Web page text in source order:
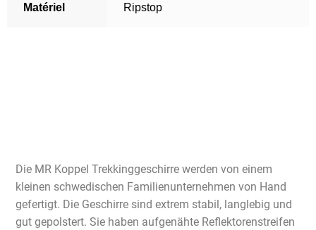
Matériel Ripstop
Die MR Koppel Trekkinggeschirre werden von einem
kleinen schwedischen Familienunternehmen von Hand
gefertigt. Die Geschirre sind extrem stabil, langlebig und
gut gepolstert. Sie haben aufgenähte Reflektorenstreifen